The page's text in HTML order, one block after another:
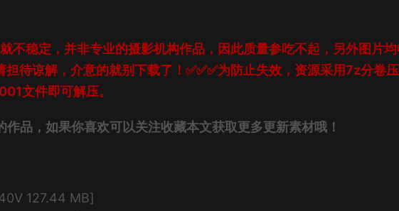
不稳定，并非专业的摄影机构作品，因此质量参吃不起，另外图片
待谅解，介意的就别下载了！✅✅✅为防止失效，资源采用7z分卷压
文件即可解压。
品，如果你喜欢可以关注收藏本文获取更多更新素材哦！
127.44 MB]